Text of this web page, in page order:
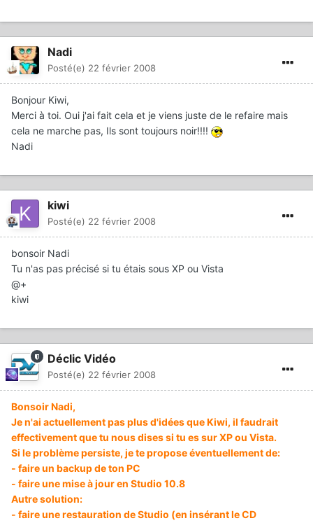
Nadi
Posté(e) 22 février 2008
Bonjour Kiwi,
Merci à toi. Oui j'ai fait cela et je viens juste de le refaire mais
cela ne marche pas, Ils sont toujours noir!!!!
Nadi
kiwi
Posté(e) 22 février 2008
bonsoir Nadi
Tu n'as pas précisé si tu étais sous XP ou Vista
@+
kiwi
Déclic Vidéo
Posté(e) 22 février 2008
Bonsoir Nadi,
Je n'ai actuellement pas plus d'idées que Kiwi, il faudrait
effectivement que tu nous dises si tu es sur XP ou Vista.
Si le problème persiste, je te propose éventuellement de:
- faire un backup de ton PC
- faire une mise à jour en Studio 10.8
Autre solution:
- faire une restauration de Studio (en insérant le CD